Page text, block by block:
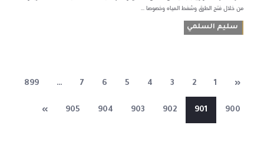
من خلال فتح الطرق وشفط المياه وخصوصا ...
سليم السلمي
«
1
2
3
4
5
6
7
…
899
900
901
902
903
904
905
»